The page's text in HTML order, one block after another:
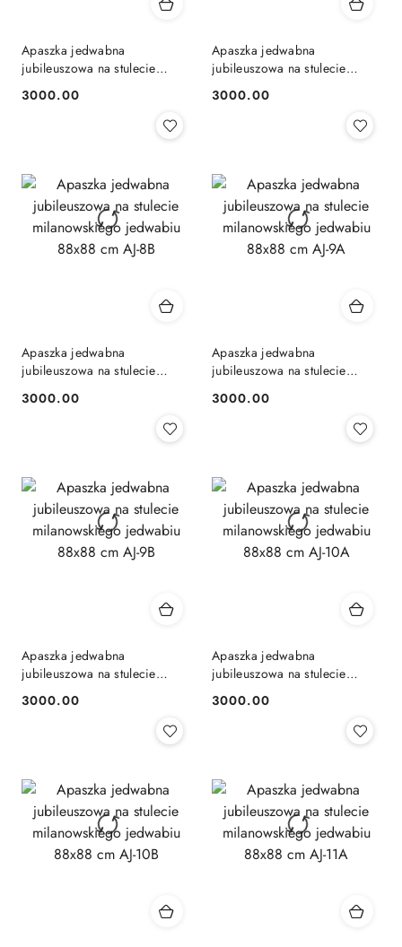
Apaszka jedwabna
jubileuszowa na stulecie
88x88 cm AJ-7A
Cena:
3000.00
Apaszka jedwabna
jubileuszowa na stulecie
88x88 cm AJ-8A
Cena:
3000.00
Apaszka jedwabna
jubileuszowa na stulecie
88x88 cm AJ-8B
Cena:
3000.00
Apaszka jedwabna
jubileuszowa na stulecie
88x88 cm AJ-9A
Cena:
3000.00
Apaszka jedwabna
jubileuszowa na stulecie
88x88 cm AJ-9B
Cena:
3000.00
Apaszka jedwabna
jubileuszowa na stulecie
88x88 cm AJ-10A
Cena:
3000.00